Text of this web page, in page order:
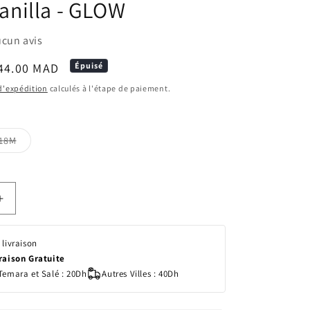
- GLOW
avis
MAD Épuisé
calculés à l'étape de paiement.
Variante
épuisée
Augmenter
de
BIBS
livraison
Gratuite
et Salé : 20Dh
Autres Villes : 40Dh